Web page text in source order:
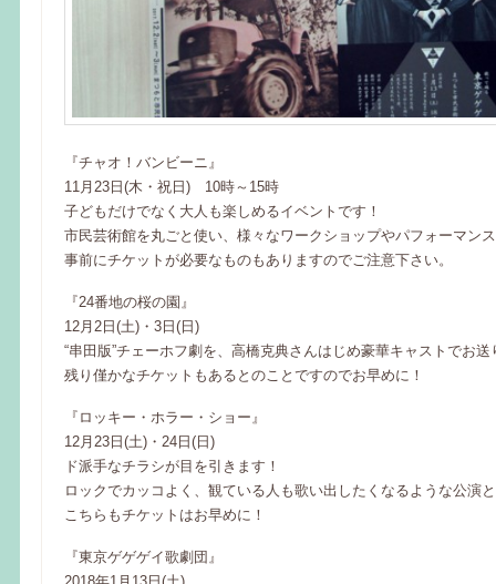
『チャオ！バンビーニ』
11月23日(木・祝日) 10時～15時
子どもだけでなく大人も楽しめるイベントです！
市民芸術館を丸ごと使い、様々なワークショップやパフォーマン
事前にチケットが必要なものもありますのでご注意下さい。
『24番地の桜の園』
12月2日(土)・3日(日)
“串田版”チェーホフ劇を、高橋克典さんはじめ豪華キャストでお送
残り僅かなチケットもあるとのことですのでお早めに！
『ロッキー・ホラー・ショー』
12月23日(土)・24日(日)
ド派手なチラシが目を引きます！
ロックでカッコよく、観ている人も歌い出したくなるような公演
こちらもチケットはお早めに！
『東京ゲゲゲイ歌劇団』